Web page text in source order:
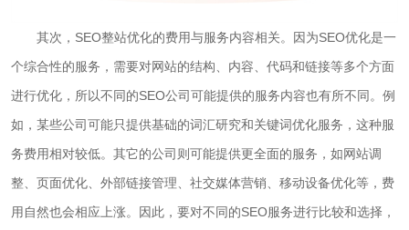
其次，SEO整站优化的费用与服务内容相关。因为SEO优化是一
个综合性的服务，需要对网站的结构、内容、代码和链接等多个方面
进行优化，所以不同的SEO公司可能提供的服务内容也有所不同。例
如，某些公司可能只提供基础的词汇研究和关键词优化服务，这种服
务费用相对较低。其它的公司则可能提供更全面的服务，如网站调
整、页面优化、外部链接管理、社交媒体营销、移动设备优化等，费
用自然也会相应上涨。因此，要对不同的SEO服务进行比较和选择，